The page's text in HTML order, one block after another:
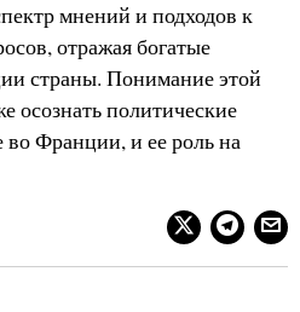
мнений и подходов к
отражая богатые
страны. Понимание этой
осознать политические
Франции, и ее роль на